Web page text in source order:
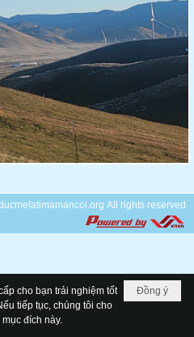
All rights reserved
Đồng ý
cho bạn trải nghiệm tốt
tiếp tục, chúng tôi cho
đích này.